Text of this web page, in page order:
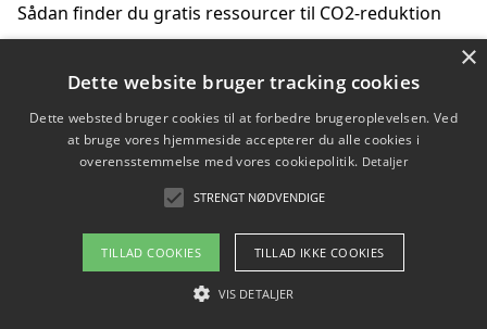
Sådan finder du gratis ressourcer til CO2-reduktion
Hvordan gadgets til hjemmet kan reducere CO2-udslip
Copyright 2026 - Pilanto Aps
Om / kontakt
Blog Betingelser
×
Dette website bruger tracking cookies
Dette websted bruger cookies til at forbedre brugeroplevelsen. Ved
at bruge vores hjemmeside accepterer du alle cookies i
overensstemmelse med vores cookiepolitik. Detaljer
STRENGT NØDVENDIGE
TILLAD COOKIES TILLAD IKKE COOKIES
VIS DETALJER